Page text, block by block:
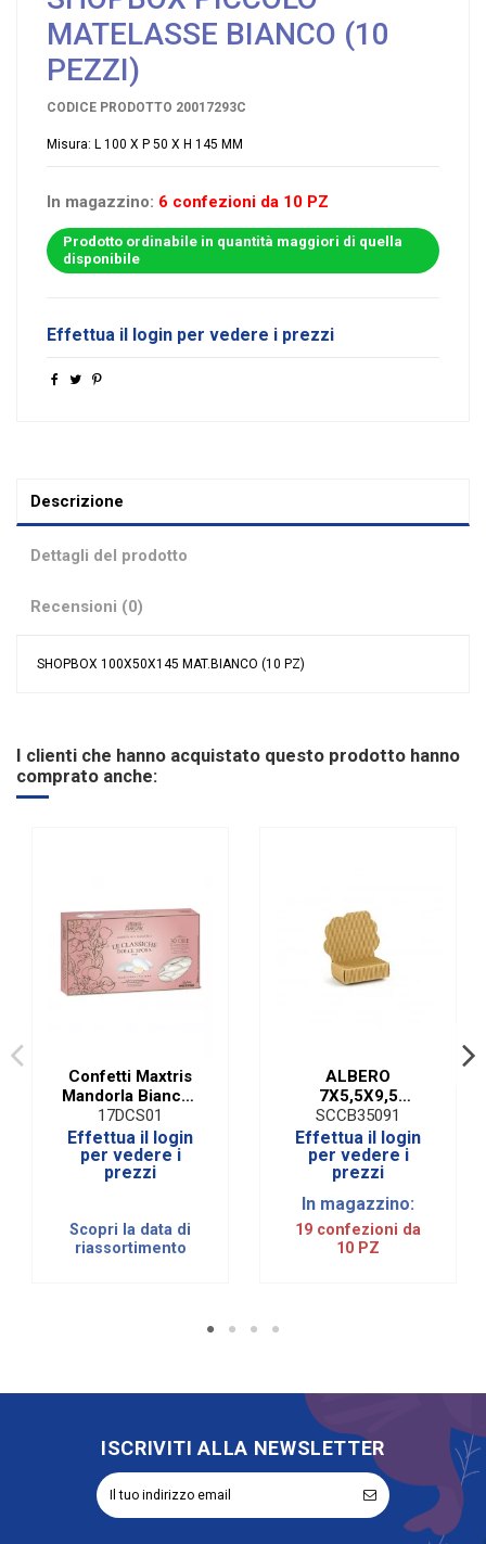
MATELASSE BIANCO (10
PEZZI)
CODICE PRODOTTO 20017293C
Misura: L 100 X P 50 X H 145 MM
In magazzino: 6 confezioni da 10 PZ
Prodotto ordinabile in quantità maggiori di quella
disponibile
Effettua il login per vedere i prezzi
Descrizione
Dettagli del prodotto
Recensioni (0)
SHOPBOX 100X50X145 MAT.BIANCO (10 PZ)
Materiale Cartoncino
Evento
I clienti che hanno acquistato questo prodotto hanno
comprato anche:
Confetti Maxtris
Mandorla Bianco |
Dolce Sposa 1 Kg
17DCS01
Effettua il login
per vedere i
prezzi
Scopri la data di
riassortimento
ALBERO
7X5,5X9,5
ON.AVANA (10
PEZZI)
SCCB35091
Effettua il login
per vedere i
prezzi
In magazzino:
19 confezioni da
10 PZ
ISCRIVITI ALLA NEWSLETTER